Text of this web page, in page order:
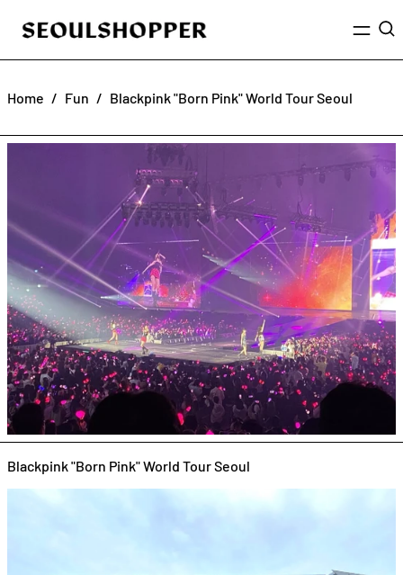
Menu
Home / Fun / Blackpink "Born Pink" World Tour Seoul
Blackpink "Born Pink" World Tour Seoul